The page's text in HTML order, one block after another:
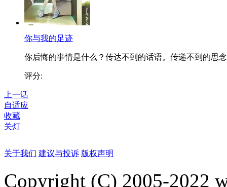
你与我的足迹
你后悔的事情是什么？传达不到的话语。传递不到的思
评分:
上一话
自适应
收藏
关灯
关于我们 建议与投诉 版权声明
Copyright (C) 2005-2022